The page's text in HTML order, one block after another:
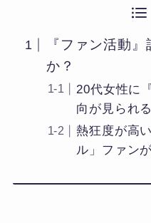
『ファン活動
か？
20代女性に
向が見られる
熱狂度が高
ル」ファン